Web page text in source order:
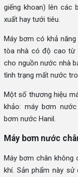
giếng khoan) lên các
xuất hay tưới tiêu.
Máy bơm có khả
tòa nhà có độ cao từ
cho nguồn nước nhà
tình trạng mất nước
Một số thương hiệu
khảo: máy bơm
bơm nước Hanil.
Máy bơm nước
Máy bơm chân
khí. Sản phẩm này